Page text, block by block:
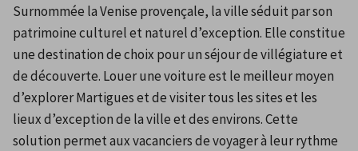
Surnommée la Venise provençale, la ville séduit par son
patrimoine culturel et naturel d’exception. Elle constitue
une destination de choix pour un séjour de villégiature et
de découverte. Louer une voiture est le meilleur moyen
d’explorer Martigues et de visiter tous les sites et les
lieux d’exception de la ville et des environs. Cette
solution permet aux vacanciers de voyager à leur rythme